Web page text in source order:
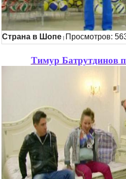
Страна в Шопе Просмотров:
Тимур Батрутдинов